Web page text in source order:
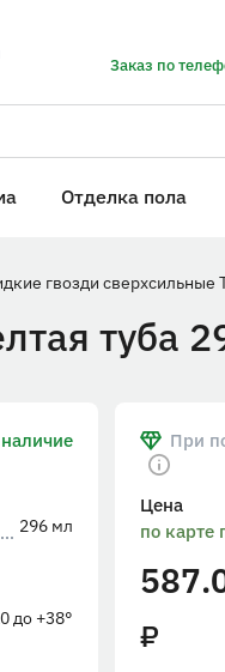
Заказ по
Отделка пола
туба
296 мл
до +38°
При
Цена
по карте
₽